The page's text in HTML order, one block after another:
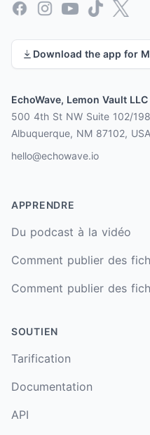
Facebook
InstagramYouTubeTikTok
X
Download the app for
EchoWave, Lemon Vault LLC
500 4th St NW Suite 102/
Albuquerque, NM 87102, USA
hello@echowave.io
APPRENDRE
Du podcast à la vidéo
Comment publier des
Comment publier des
SOUTIEN
Tarification
Documentation
API